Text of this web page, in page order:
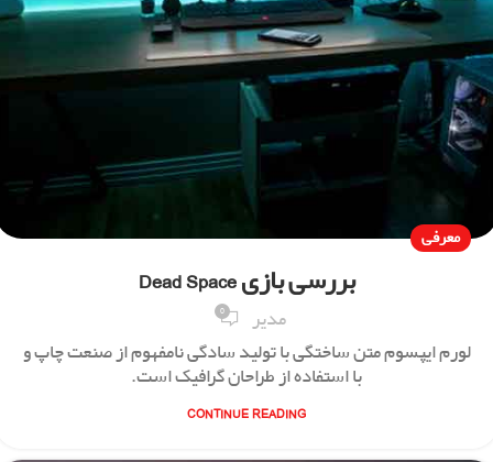
معرفی
بررسی بازی Dead Space
مدیر 0
لورم ایپسوم متن ساختگی با تولید سادگی نامفهوم از صنعت چاپ و
با استفاده از طراحان گرافیک است.
CONTINUE READING